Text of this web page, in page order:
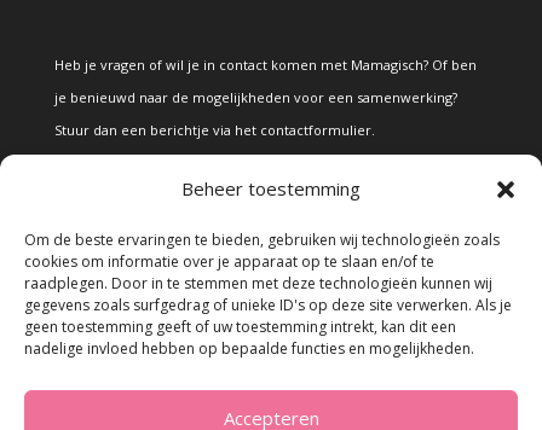
Beheer toestemming
Om de beste ervaringen te bieden, gebruiken wij technologieën zoals
cookies om informatie over je apparaat op te slaan en/of te
raadplegen. Door in te stemmen met deze technologieën kunnen wij
gegevens zoals surfgedrag of unieke ID's op deze site verwerken. Als je
geen toestemming geeft of uw toestemming intrekt, kan dit een
nadelige invloed hebben op bepaalde functies en mogelijkheden.
Accepteren
Heb je vragen of wil je in contact komen met Mamagisch? Of ben
je benieuwd naar de mogelijkheden voor een samenwerking?
Stuur dan een berichtje via het contactformulier.
Alle teksten en foto's op deze site zijn eigendom van Mamagisch.
Teksten en foto's van Mamagisch mogen onder geen beding
zonder toestemming worden overgenomen. Wanneer er gebruik
wordt gemaakt van teksten en foto's van derden, zal dit